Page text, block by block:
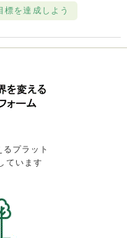
標を達成しよう
プラット
ています